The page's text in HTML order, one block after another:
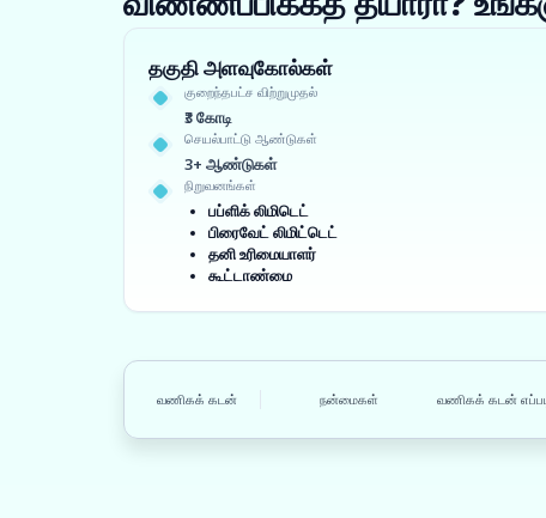
தகுதி அளவுகோல்கள்
குறைந்தபட்ச விற்றுமுதல்
₹3 கோடி
செயல்பாட்டு ஆண்டுகள்
3+ ஆண்டுகள்
நிறுவனங்கள்
பப்ளிக் லிமிடெட்
பிரைவேட் லிமிட்டெட்
தனி உரிமையாளர்
கூட்டாண்மை
வணிகக் கடன் நன்மைகள் வணிகக் கடன்